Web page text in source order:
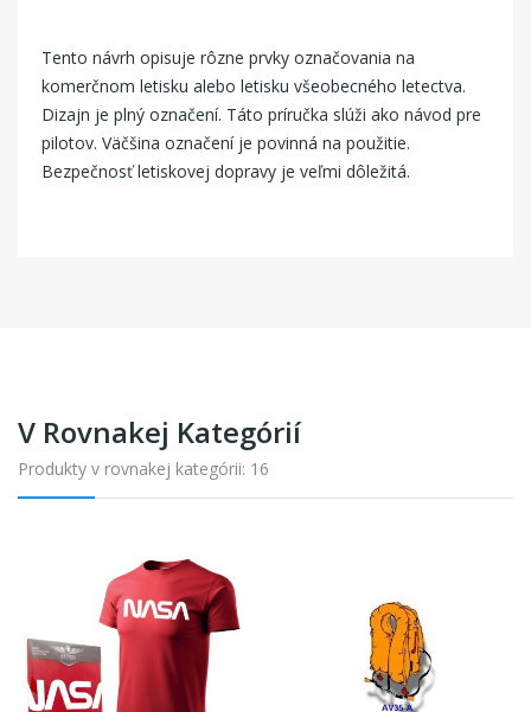
Tento návrh opisuje rôzne prvky označovania na
komerčnom letisku alebo letisku všeobecného letectva.
Dizajn je plný označení. Táto príručka slúži ako návod pre
pilotov. Väčšina označení je povinná na použitie.
Bezpečnosť letiskovej dopravy je veľmi dôležitá.
V Rovnakej Kategórií
Produkty v rovnakej kategórii: 16